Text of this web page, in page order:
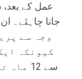
وجہ سے
سے 12